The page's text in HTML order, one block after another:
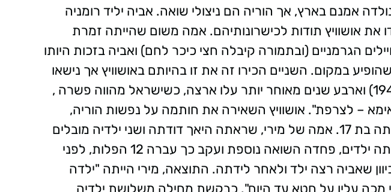
אמנם בארץ, אך הוריה הם ניצולי שואה. אביה יליד רומניה
את אושוויץ תודות לכישרונותיהם. אמה משום שהייתה זמרת
הגרמניים (ובתמורה קיבלה חצי כיכר לחם) ואביה בזכות היותו
במקום. השניים הכירו זה את זו בהיותם באושוויץ אך נישאו
לאחר שחרור המחנה (1945) וארבע שנים מאוחר יותר עלו ארצה, כשישראל מהווה פשרה ,
– לצרפת". אושוויץ השאירה את חותמה על נפשות הוריה,
שהתגרשו כאשר מירי הייתה בת 17. אמה של מירי, שראתה היאך דודתה ושני ילדיה מובלים
למשרפות אושוויץ, לא רצתה ילדים, פחדה השואה נוספת ועקב כך עברה 12 הפלות, לפני
שאביה רצה ילד ולאחר לידתה. התוצאה, מירי הייתה "ילדה
מכה עליו על חטא עד היום". כבקשת מחילה משלושת ילדיה